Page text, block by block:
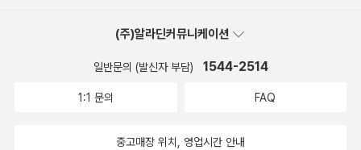
(주)알라딘커뮤니케이션
일반문의 (발신자 부담) 1544-2514
1:1 문의 FAQ
중고매장 위치, 영업시간 안내